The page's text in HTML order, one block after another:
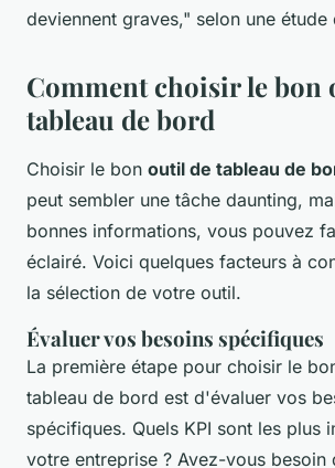
deviennent graves," selon une étude
Comment choisir le bon
tableau de bord
Choisir le bon outil de tableau de
peut sembler une tâche daunting,
bonnes informations, vous pouvez
éclairé. Voici quelques facteurs à
la sélection de votre outil.
Évaluer vos besoins spécifiques
La première étape pour choisir le
tableau de bord est d'évaluer vos
spécifiques. Quels KPI sont les plus
votre entreprise ? Avez-vous besoin